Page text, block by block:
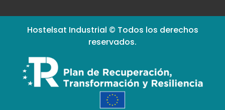
Hostelsat Industrial © Todos los derechos
reservados.